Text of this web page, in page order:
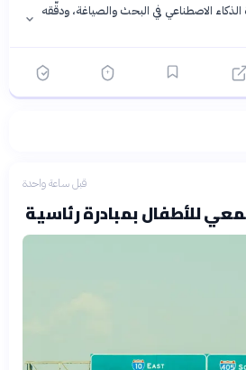
الاصطناعي في البحث والصياغة، ودقّقه
الاصطناعي
قبل ساعة واحدة